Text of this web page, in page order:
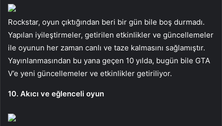
Rockstar, oyun çıktığından beri bir gün bile boş durmadı.
Yapılan iyileştirmeler, getirilen etkinlikler ve güncellemeler
ile oyunun her zaman canlı ve taze kalmasını sağlamıştır.
Yayınlanmasından bu yana geçen 10 yılda, bugün bile GTA
V’e yeni güncellemeler ve etkinlikler getiriliyor.
10. Akıcı ve eğlenceli oyun